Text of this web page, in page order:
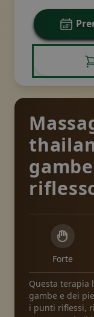
Forte
Questa terapia
gambe e dei
i punti riflessi,